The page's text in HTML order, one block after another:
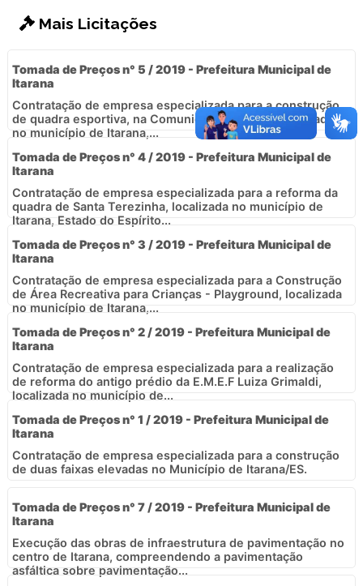
Mais Licitações
Tomada de Preços n° 5 / 2019 - Prefeitura Municipal de
Itarana
Contratação de empresa especializada para a construção
de quadra esportiva, na Comunidade do Rizzi, localizada
no município de Itarana,...
Tomada de Preços n° 4 / 2019 - Prefeitura Municipal de
Itarana
Contratação de empresa especializada para a reforma da
quadra de Santa Terezinha, localizada no município de
Itarana, Estado do Espírito...
Tomada de Preços n° 3 / 2019 - Prefeitura Municipal de
Itarana
Contratação de empresa especializada para a Construção
de Área Recreativa para Crianças - Playground, localizada
no município de Itarana,...
Tomada de Preços n° 2 / 2019 - Prefeitura Municipal de
Itarana
Contratação de empresa especializada para a realização
de reforma do antigo prédio da E.M.E.F Luiza Grimaldi,
localizada no município de...
Tomada de Preços n° 1 / 2019 - Prefeitura Municipal de
Itarana
Contratação de empresa especializada para a construção
de duas faixas elevadas no Município de Itarana/ES.
Tomada de Preços n° 7 / 2019 - Prefeitura Municipal de
Itarana
Execução das obras de infraestrutura de pavimentação no
centro de Itarana, compreendendo a pavimentação
asfáltica sobre pavimentação...